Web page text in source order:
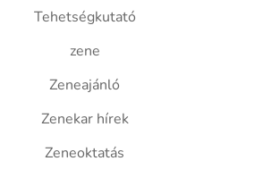
Tehetségkutató
zene
Zeneajánló
Zenekar hírek
Zeneoktatás